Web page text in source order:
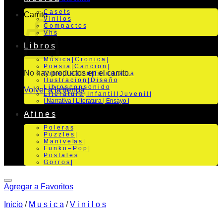
Carrito
No hay productos en el carrito.
Volver a la tienda
C a s e t s
V i n i l o s
C o m p a c t o s
V h s
L i b r o s
M ú s i c a | C r o n i c a |
P o e s i a | C a n c i o n |
C i n e | T e a t r o | Fo t o g r a f i a
I l u s t r a c i o n | D i s e ñ o
L i b r o s c o n s o n i d o
L i t e r a t u r a | I n f a n t i l | J u v e n i l |
| Narrativa | Literatura | Ensayo |
A f i n e s
P o l e r a s
P u z z l e s |
M a n i v e la s |
F u n k o – P o p |
P o s t a l e s
G o r r o s |
Agregar a Favoritos
Inicio / M u s i c a / V i n i l o s